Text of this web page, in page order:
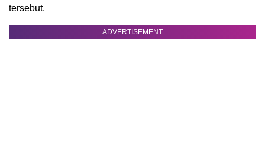
tersebut.
ADVERTISEMENT